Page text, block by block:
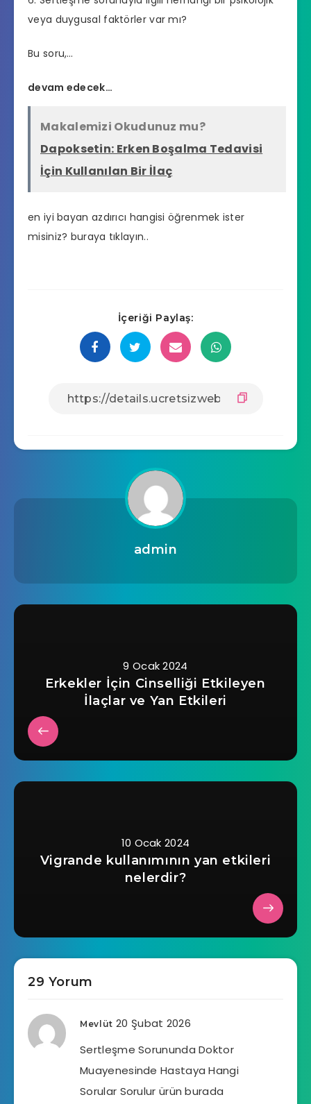
veya duygusal faktörler var mı?
Bu soru,…
devam edecek…
Makalemizi Okudunuz mu?
Dapoksetin: Erken Boşalma Tedavisi
İçin Kullanılan Bir İlaç
en iyi bayan azdırıcı hangisi öğrenmek ister
misiniz? buraya tıklayın..
İçeriği Paylaş:
admin
9 Ocak 2024
Erkekler İçin Cinselliği Etkileyen
İlaçlar ve Yan Etkileri
10 Ocak 2024
Vigrande kullanımının yan etkileri
nelerdir?
29 Yorum
Mevlüt 20 Şubat 2026
Sertleşme Sorununda Doktor
Muayenesinde Hastaya Hangi
Sorular Sorulur ürün burada